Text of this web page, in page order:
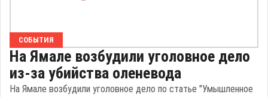
СОБЫТИЯ
На Ямале возбудили уголовное дело
из-за убийства оленевода
На Ямале возбудили уголовное дело по статье "Умышленное